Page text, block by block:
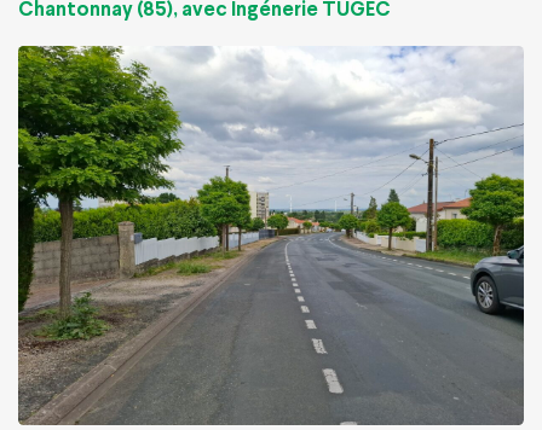
Chantonnay (85), avec Ingénerie TUGEC